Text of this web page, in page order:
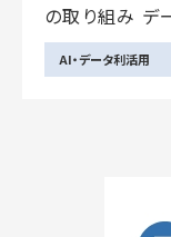
の取り組み デ
AI・データ利活用